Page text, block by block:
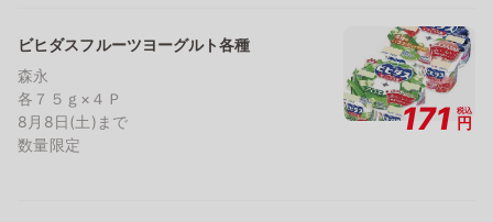
ビヒダスフルーツヨーグルト各種
森永
各７５ｇ×４Ｐ
8月8日(土)まで
数量限定
171 税込
円